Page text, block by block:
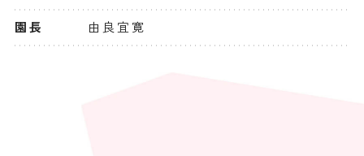
園長 由良宜寛